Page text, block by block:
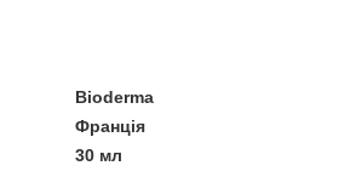
Bioderma
Франція
30 мл